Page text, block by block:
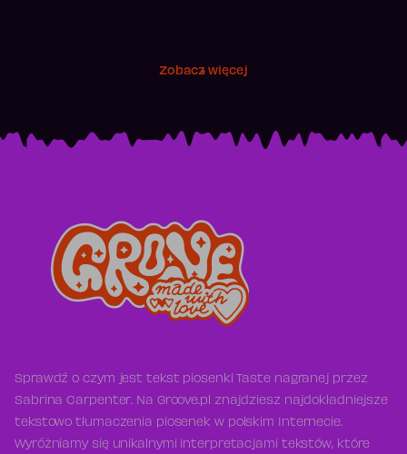
Zobacz więcej
Sprawdź o czym jest tekst piosenki Taste nagranej przez
Sabrina Carpenter. Na Groove.pl znajdziesz najdokładniejsze
tekstowo tłumaczenia piosenek w polskim Internecie.
Wyróżniamy się unikalnymi interpretacjami tekstów, które